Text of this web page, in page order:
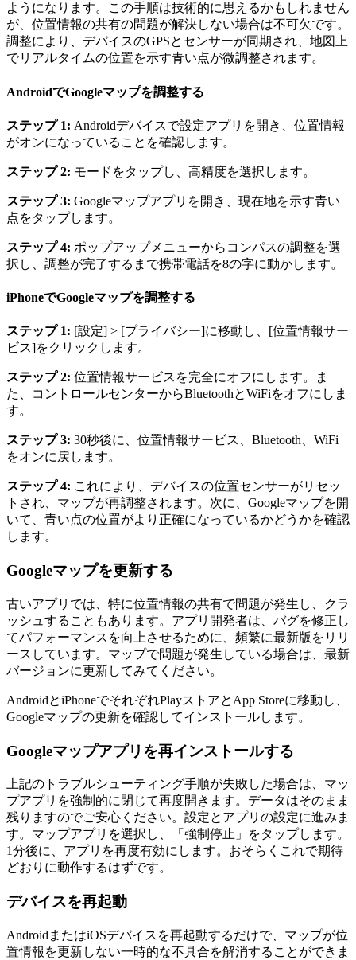
ようになります。この手順は技術的に思えるかもしれません
が、位置情報の共有の問題が解決しない場合は不可欠です。
調整により、デバイスのGPSとセンサーが同期され、地図上
でリアルタイムの位置を示す青い点が微調整されます。
AndroidでGoogleマップを調整する
ステップ 1: Androidデバイスで設定アプリを開き、位置情報
がオンになっていることを確認します。
ステップ 2: モードをタップし、高精度を選択します。
ステップ 3: Googleマップアプリを開き、現在地を示す青い
点をタップします。
ステップ 4: ポップアップメニューからコンパスの調整を選
択し、調整が完了するまで携帯電話を8の字に動かします。
iPhoneでGoogleマップを調整する
ステップ 1: [設定] > [プライバシー]に移動し、[位置情報サー
ビス]をクリックします。
ステップ 2: 位置情報サービスを完全にオフにします。ま
た、コントロールセンターからBluetoothとWiFiをオフにしま
す。
ステップ 3: 30秒後に、位置情報サービス、Bluetooth、WiFi
をオンに戻します。
ステップ 4: これにより、デバイスの位置センサーがリセッ
トされ、マップが再調整されます。次に、Googleマップを開
いて、青い点の位置がより正確になっているかどうかを確認
します。
Googleマップを更新する
古いアプリでは、特に位置情報の共有で問題が発生し、クラ
ッシュすることもあります。アプリ開発者は、バグを修正し
てパフォーマンスを向上させるために、頻繁に最新版をリリ
ースしています。マップで問題が発生している場合は、最新
バージョンに更新してみてください。
AndroidとiPhoneでそれぞれPlayストアとApp Storeに移動し、
Googleマップの更新を確認してインストールします。
Googleマップアプリを再インストールする
上記のトラブルシューティング手順が失敗した場合は、マッ
プアプリを強制的に閉じて再度開きます。データはそのまま
残りますのでご安心ください。設定とアプリの設定に進みま
す。マップアプリを選択し、「強制停止」をタップします。
1分後に、アプリを再度有効にします。おそらくこれで期待
どおりに動作するはずです。
デバイスを再起動
AndroidまたはiOSデバイスを再起動するだけで、マップが位
置情報を更新しない一時的な不具合を解消することができま